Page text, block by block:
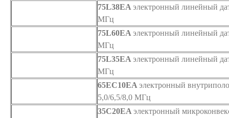
75L38EA электронный линейный
МГц
75L60EA электронный линейный
МГц
75L35EA электронный линейный
МГц
65EC10EA электронный
5,0/6,5/8,0 МГц
35C20EA электронный